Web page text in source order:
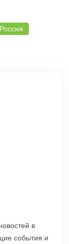
Россия
в
события и